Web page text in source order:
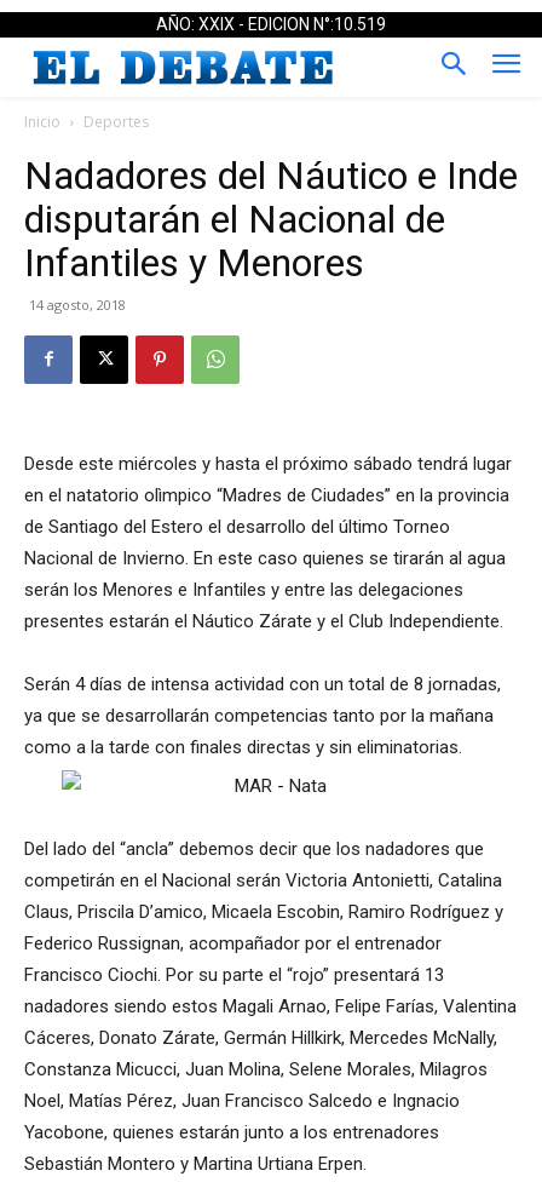
AÑO: XXIX - EDICION N°:10.519
Inicio Deportes
Nadadores del Náutico e Inde
disputarán el Nacional de
Infantiles y Menores
14 agosto, 2018
Desde este miércoles y hasta el próximo sábado tendrá lugar
en el natatorio olìmpico “Madres de Ciudades” en la provincia
de Santiago del Estero el desarrollo del último Torneo
Nacional de Invierno. En este caso quienes se tirarán al agua
serán los Menores e Infantiles y entre las delegaciones
presentes estarán el Náutico Zárate y el Club Independiente.
Serán 4 días de intensa actividad con un total de 8 jornadas,
ya que se desarrollarán competencias tanto por la mañana
como a la tarde con finales directas y sin eliminatorias.
Del lado del “ancla” debemos decir que los nadadores que
competirán en el Nacional serán Victoria Antonietti, Catalina
Claus, Priscila D’amico, Micaela Escobin, Ramiro Rodríguez y
Federico Russignan, acompañador por el entrenador
Francisco Ciochi. Por su parte el “rojo” presentará 13
nadadores siendo estos Magali Arnao, Felipe Farías, Valentina
Cáceres, Donato Zárate, Germán Hillkirk, Mercedes McNally,
Constanza Micucci, Juan Molina, Selene Morales, Milagros
Noel, Matías Pérez, Juan Francisco Salcedo e Ingnacio
Yacobone, quienes estarán junto a los entrenadores
Sebastián Montero y Martina Urtiana Erpen.